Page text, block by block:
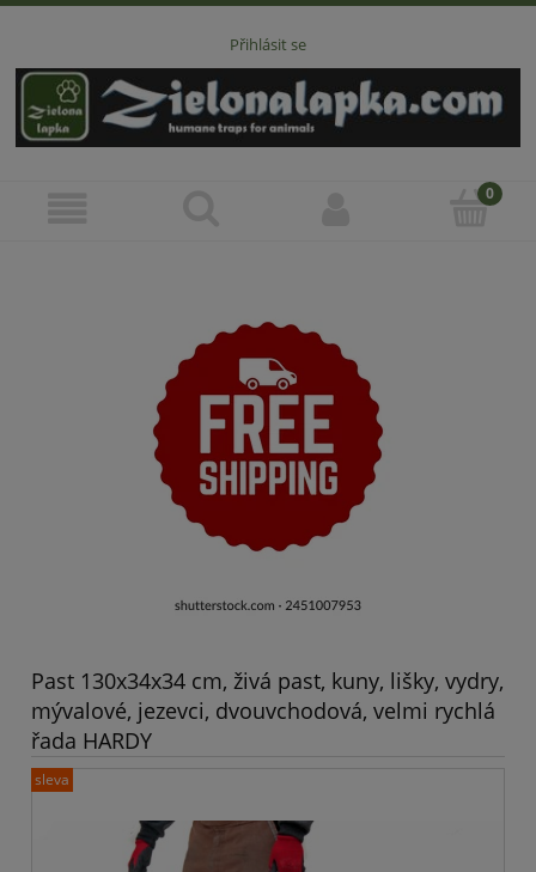
Přihlásit se
Past 130x34x34 cm, živá past, kuny, lišky, vydry,
mývalové, jezevci, dvouvchodová, velmi rychlá
řada HARDY
sleva